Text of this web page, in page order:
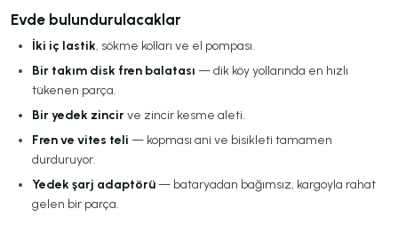
Evde bulundurulacaklar
İki iç lastik, sökme kolları ve el pompası.
Bir takım disk fren balatası — dik köy yollarında en hızlı
tükenen parça.
Bir yedek zincirve zincir kesme aleti.
Fren ve vites teli — kopması ani ve bisikleti tamamen
durduruyor.
Yedek şarj adaptörü— bataryadan bağımsız, kargoyla rahat
gelen bir parça.